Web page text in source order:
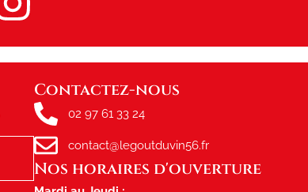
Contactez-nous
02 97 61 33 24
contact@legoutduvin56.fr
Nos horaires d'ouverture